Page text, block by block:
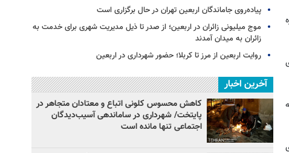
پیاده‌روی جاماندگان اربعین تهران در حال برگزاری است
موج میلیونی زائران در اربعین؛ از صدر تا ذیل مدیریت شهری برای خدمت به
زائران به میدان آمدند
روایت اربعین از مرز تا کربلا؛ حضور شهرداری در اربعین
آخرین اخبار
کاهش محسوس کلونی اتباع و معتادان متجاهر در
پایتخت/ شهرداری در ساماندهی آسیب‌دیدگان
اجتماعی تنها مانده است